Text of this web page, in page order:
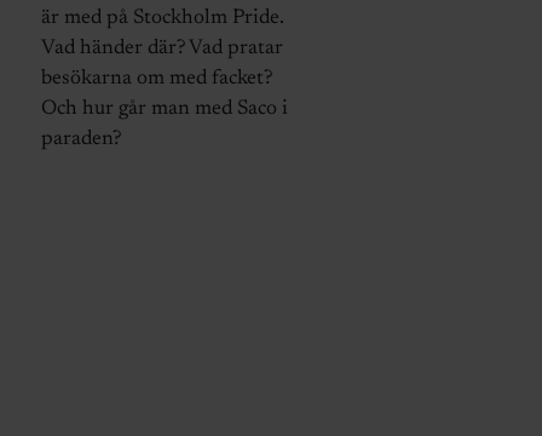
är med på Stockholm Pride.
Vad händer där? Vad pratar
besökarna om med facket?
Och hur går man med Saco i
paraden?